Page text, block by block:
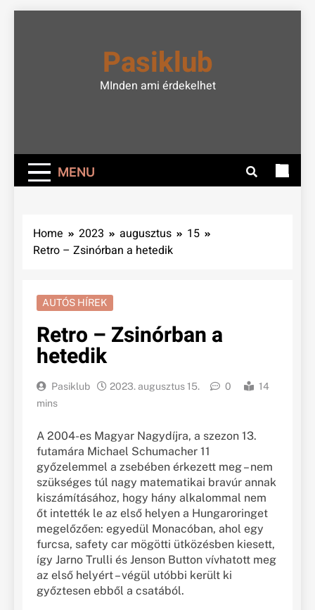
Pasiklub
MInden ami érdekelhet
MENU
Home 2023 augusztus
15
Retro – Zsinórban a hetedik
AUTÓS HÍREK
Retro – Zsinórban a
hetedik
Pasiklub 2023. augusztus 15. 0
14
mins
A 2004-es Magyar Nagydíjra, a szezon 13.
futamára Michael Schumacher 11
győzelemmel a zsebében érkezett meg – nem
szükséges túl nagy matematikai bravúr annak
kiszámításához, hogy hány alkalommal nem
őt intették le az első helyen a Hungaroringet
megelőzően: egyedül Monacóban, ahol egy
furcsa, safety car mögötti ütközésben kiesett,
így Jarno Trulli és Jenson Button vívhatott meg
az első helyért – végül utóbbi került ki
győztesen ebből a csatából.